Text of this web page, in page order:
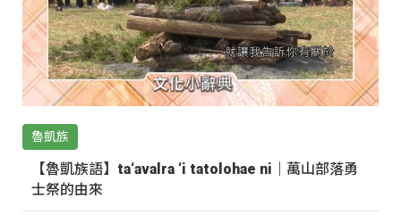
魯凱族
【魯凱族語】ta‘avalra ‘i tatolohae ni｜萬山部落勇
士祭的由來